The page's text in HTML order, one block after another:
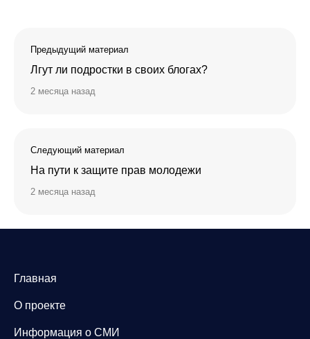
Предыдущий материал
Лгут ли подростки в своих блогах?
2 месяца назад
Следующий материал
На пути к защите прав молодежи
2 месяца назад
Главная
О проекте
Информация о СМИ